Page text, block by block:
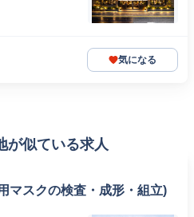
気になる
が似ている求人
マスクの検査・成形・組立)